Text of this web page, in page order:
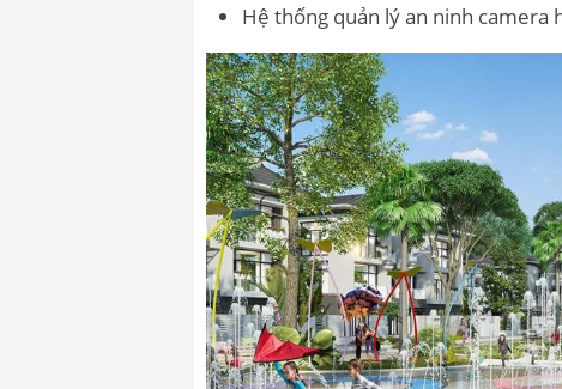
Hệ thống quản lý an ninh camera